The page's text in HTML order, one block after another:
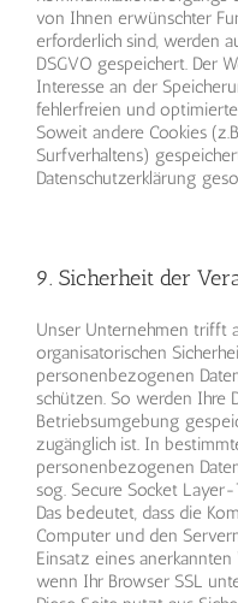
von Ihnen erwünschter
erforderlich sind, werden
DSGVO gespeichert. Der
Interesse an der
fehlerfreien und
Soweit andere Cookies
Surfverhaltens)
Datenschutzerklärung
9. Sicherheit der
Unser Unternehmen trifft
organisatorischen
personenbezogenen
schützen. So werden Ihre
Betriebsumgebung
zugänglich ist. In
personenbezogenen
sog. Secure Socket
Das bedeutet, dass die
Computer und den
Einsatz eines
wenn Ihr Browser SSL